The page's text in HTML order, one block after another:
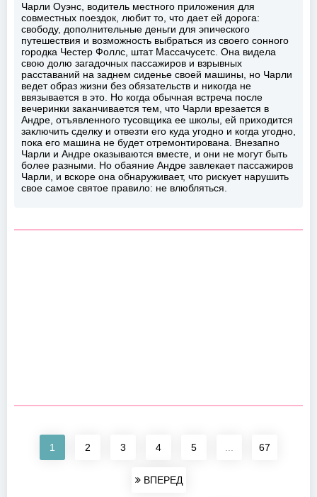
Чарли Оуэнс, водитель местного приложения для
совместных поездок, любит то, что дает ей дорога:
свободу, дополнительные деньги для эпического
путешествия и возможность выбраться из своего сонного
городка Честер Фоллс, штат Массачусетс. Она видела
свою долю загадочных пассажиров и взрывных
расставаний на заднем сиденье своей машины, но Чарли
ведет образ жизни без обязательств и никогда не
ввязывается в это. Но когда обычная встреча после
вечеринки заканчивается тем, что Чарли врезается в
Андре, отъявленного тусовщика ее школы, ей приходится
заключить сделку и отвезти его куда угодно и когда угодно,
пока его машина не будет отремонтирована. Внезапно
Чарли и Андре оказываются вместе, и они не могут быть
более разными. Но обаяние Андре завлекает пассажиров
Чарли, и вскоре она обнаруживает, что рискует нарушить
свое самое святое правило: не влюбляться.
1 2 3 4 5 67
ВПЕРЕД